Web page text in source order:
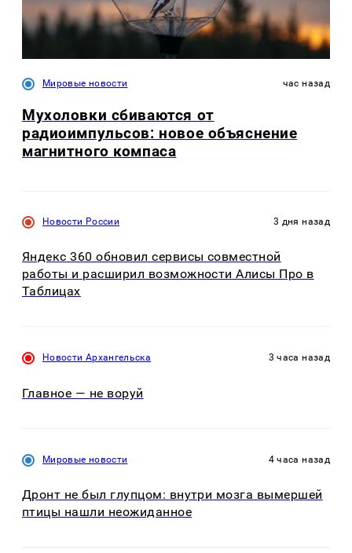
Мировые новости час назад
Мухоловки сбиваются от
радиоимпульсов: новое объяснение
магнитного компаса
Новости России 3 дня назад
Яндекс 360 обновил сервисы совместной
работы и расширил возможности Алисы Про в
Таблицах
Новости Архангельска 3 часа назад
Главное — не воруй
Мировые новости 4 часа назад
Дронт не был глупцом: внутри мозга вымершей
птицы нашли неожиданное